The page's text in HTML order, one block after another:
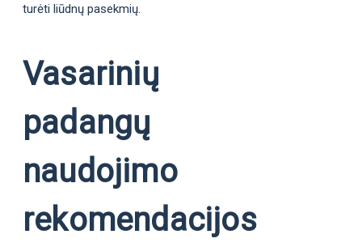
turėti liūdnų pasekmių.
Vasarinių
padangų
naudojimo
rekomendacijos